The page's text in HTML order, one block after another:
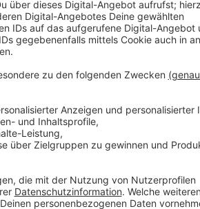
künftig von einer
Steiner teilt sich den Vorsitz
ist seit 2018 im Landtag